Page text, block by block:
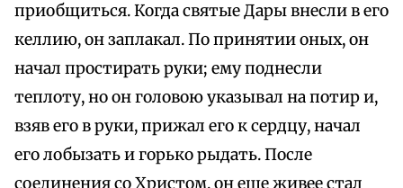
приобщиться. Когда святые Дары внесли в его
келлию, он заплакал. По принятии оных, он
начал простирать руки; ему поднесли
теплоту, но он головою указывал на потир и,
взяв его в руки, прижал его к сердцу, начал
его лобызать и горько рыдать. После
соединения со Христом, он еще живее стал